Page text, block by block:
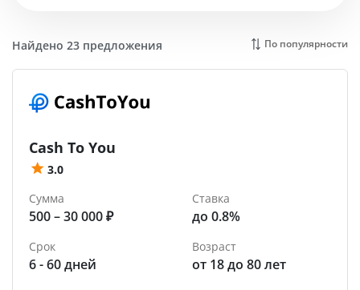
Найдено 23 предложения По популярности
Cash To You
3.0
Сумма
500 – 30 000 ₽
Ставка
до 0.8%
Срок
6 - 60 дней
Возраст
от 18 до 80 лет